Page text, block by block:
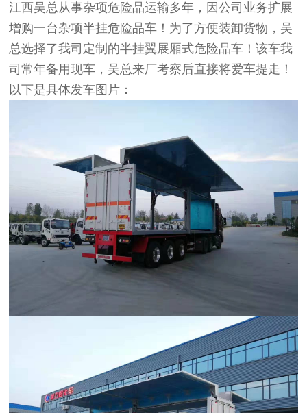
江西吴总从事杂项危险品运输多年，因公司业务扩展
增购一台杂项半挂危险品车！为了方便装卸货物，吴
总选择了我司定制的半挂翼展厢式危险品车！该车我
司常年备用现车，吴总来厂考察后直接将爱车提走！
以下是具体发车图片：